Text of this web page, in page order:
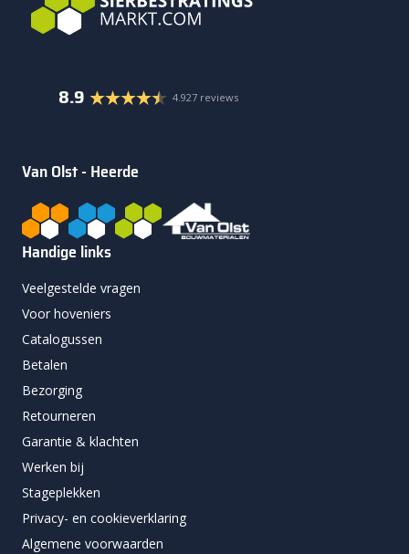
8.9 4.927 reviews
Van Olst - Heerde
Handige links
Veelgestelde vragen
Voor hoveniers
Catalogussen
Betalen
Bezorging
Retourneren
Garantie & klachten
Werken bij
Stageplekken
Privacy- en cookieverklaring
Algemene voorwaarden